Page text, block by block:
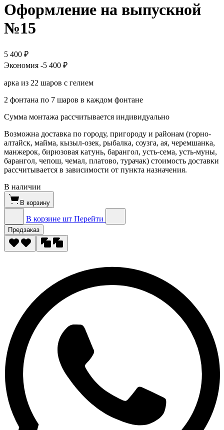
Оформление на выпускной
№15
5 400 ₽
Экономия -5 400 ₽
арка из 22 шаров с гелием
2 фонтана по 7 шаров в каждом фонтане
Сумма монтажа рассчитывается индивидуально
Возможна доставка по городу, пригороду и районам (горно-
алтайск, майма, кызыл-озек, рыбалка, соузга, ая, черемшанка,
манжерок, бирюзовая катунь, барангол, усть-сема, усть-муны,
барангол, чепош, чемал, платово, турачак) стоимость доставки
рассчитывается в зависимости от пункта назначения.
В наличии
В корзину
В корзине шт Перейти
Предзаказ